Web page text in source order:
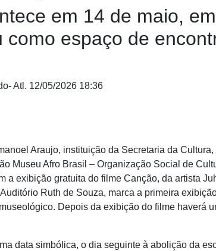
em 14 de maio,
espaço de
- Atl. 12/05/2026 18:36
Araujo, instituição da Secretaria da
Museu Afro Brasil – Organização Social de
a exibição gratuita do filme Canção, da artista
Ruth de Souza, marca a primeira
Depois da exibição do filme haverá
data simbólica, o dia seguinte à abolição da